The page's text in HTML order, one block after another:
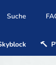
Suche